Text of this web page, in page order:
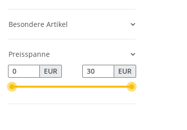
Besondere Artikel
Preisspanne
EUR
EUR